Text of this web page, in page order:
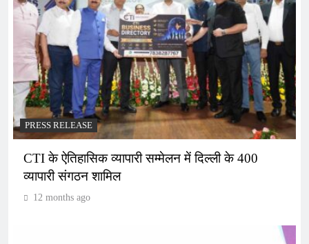
PRESS RELEASE
CTI के ऐतिहासिक व्यापारी सम्मेलन में दिल्ली के 400
व्यापारी संगठन शामिल
12 months ago